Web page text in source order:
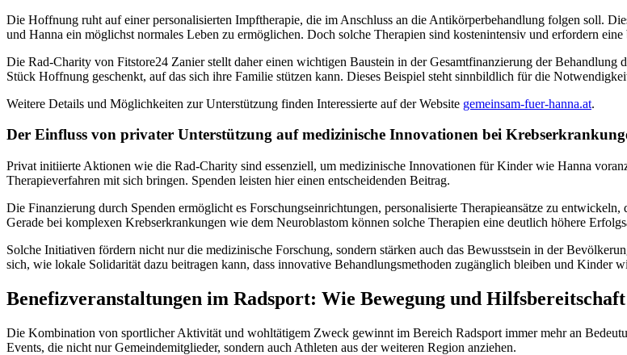
Die Hoffnung ruht auf einer personalisierten Impftherapie, die im Anschluss an die Antikörperbehandlung folgen soll.
und Hanna ein möglichst normales Leben zu ermöglichen. Doch solche Therapien sind kostenintensiv und erfordern
Die Rad-Charity von Fitstore24 Zanier stellt daher einen wichtigen Baustein in der Gesamtfinanzierung der
Stück Hoffnung geschenkt, auf das sich ihre Familie stützen kann. Dieses Beispiel steht sinnbildlich für die
Weitere Details und Möglichkeiten zur Unterstützung finden Interessierte auf der Website gemeinsam-fuer-hanna.at.
Der Einfluss von privater Unterstützung auf medizinische Innovationen bei
Privat initiierte Aktionen wie die Rad-Charity sind essenziell, um medizinische Innovationen für Kinder wie Hanna
Therapieverfahren mit sich bringen. Spenden leisten hier einen entscheidenden Beitrag.
Die Finanzierung durch Spenden ermöglicht es Forschungseinrichtungen, personalisierte Therapieansätze zu
Gerade bei komplexen Krebserkrankungen wie dem Neuroblastom können solche Therapien eine deutlich höhere
Solche Initiativen fördern nicht nur die medizinische Forschung, sondern stärken auch das Bewusstsein in der
sich, wie lokale Solidarität dazu beitragen kann, dass innovative Behandlungsmethoden zugänglich bleiben und Kinder
Benefizveranstaltungen im Radsport: Wie Bewegung und
Die Kombination von sportlicher Aktivität und wohltätigem Zweck gewinnt im Bereich Radsport immer mehr an
Events, die nicht nur Gemeindemitglieder, sondern auch Athleten aus der weiteren Region anziehen.